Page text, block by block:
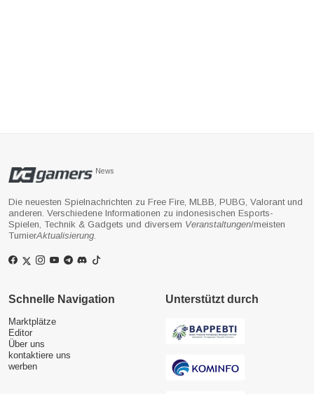
News
Die neuesten Spielnachrichten zu Free Fire, MLBB, PUBG, Valorant und
anderen. Verschiedene Informationen zu indonesischen Esports-
Spielen, Technik & Gadgets und diversem Veranstaltungen/meisten
TurnierAktualisierung
Schnelle Navigation
Marktplätze
Editor
Über uns
kontaktiere uns
werben
Unterstützt durch